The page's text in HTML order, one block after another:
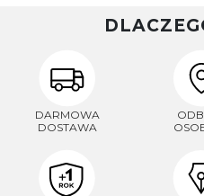
DARMOWA
DOSTAWA